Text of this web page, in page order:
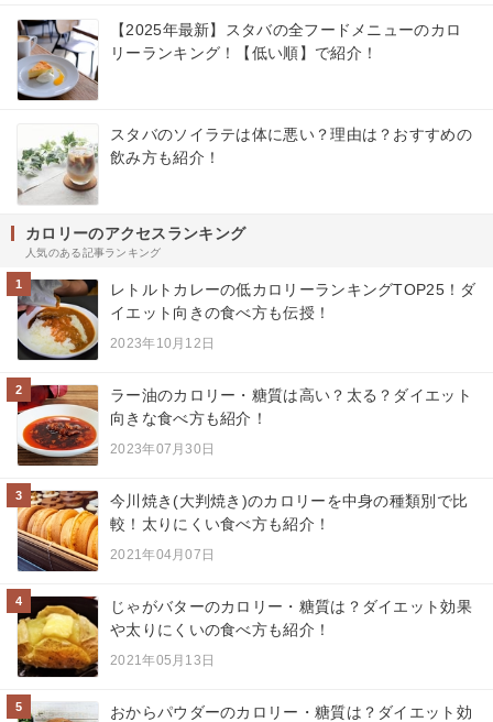
【2025年最新】スタバの全フードメニューのカロ
リーランキング！【低い順】で紹介！
スタバのソイラテは体に悪い？理由は？おすすめの
飲み方も紹介！
カロリーのアクセスランキング
人気のある記事ランキング
1
レトルトカレーの低カロリーランキングTOP25！ダ
イエット向きの食べ方も伝授！
2023年10月12日
2
ラー油のカロリー・糖質は高い？太る？ダイエット
向きな食べ方も紹介！
2023年07月30日
3
今川焼き(大判焼き)のカロリーを中身の種類別で比
較！太りにくい食べ方も紹介！
2021年04月07日
4
じゃがバターのカロリー・糖質は？ダイエット効果
や太りにくいの食べ方も紹介！
2021年05月13日
5
おからパウダーのカロリー・糖質は？ダイエット効